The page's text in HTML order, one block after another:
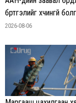
бүртгэлийг хүчингүй
2026-08-06